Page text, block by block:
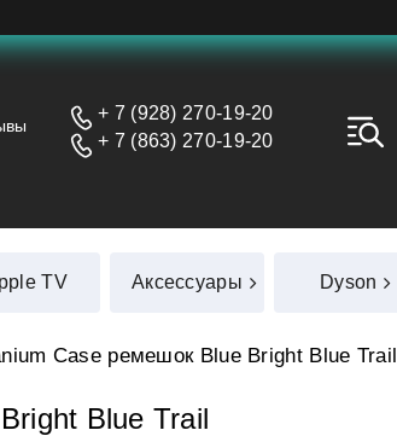
+ 7 (928) 270-19-20
+ 7 (863) 270-19-20
TV Аксессуары Dyson
Case ремешок Blue Bright Blue Trail
Blue Trail